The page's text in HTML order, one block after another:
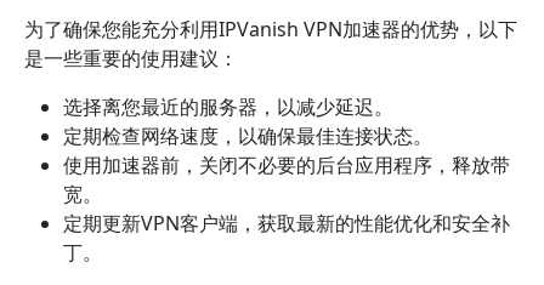
为了确保您能充分利用IPVanish VPN加速器的优势，以下
是一些重要的使用建议：
选择离您最近的服务器，以减少延迟。
定期检查网络速度，以确保最佳连接状态。
使用加速器前，关闭不必要的后台应用程序，释放带
宽。
定期更新VPN客户端，获取最新的性能优化和安全补
丁。